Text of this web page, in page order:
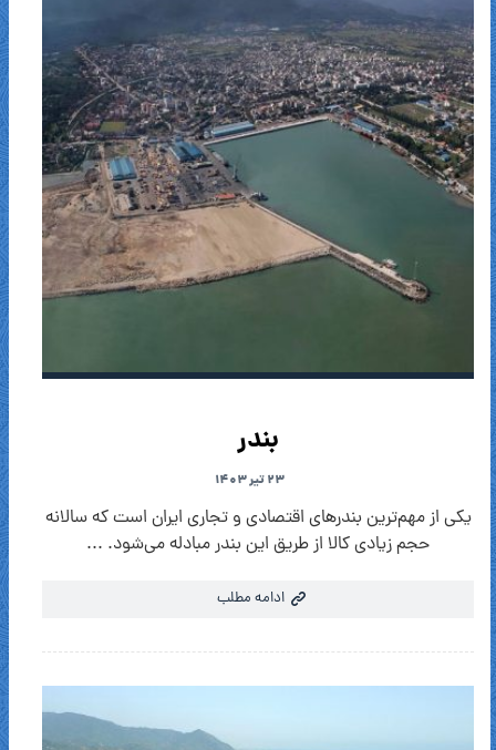
بندر
۲۳ تیر ۱۴۰۳
یکی از مهم‌ترین بندرهای اقتصادی و تجاری ایران است که سالانه
حجم زیادی کالا از طریق این بندر مبادله می‌شود. ...
ادامه مطلب